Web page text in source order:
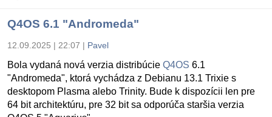
Q4OS 6.1 "Andromeda"
12.09.2025 | 22:07 | Pavel
Bola vydaná nová verzia distribúcie Q4OS 6.1
"Andromeda", ktorá vychádza z Debianu 13.1 Trixie s
desktopom Plasma alebo Trinity. Bude k dispozícii len pre
64 bit architektúru, pre 32 bit sa odporúča staršia verzia